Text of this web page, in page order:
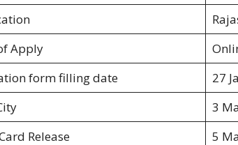
Apply
form filling date
27
3
Release
5